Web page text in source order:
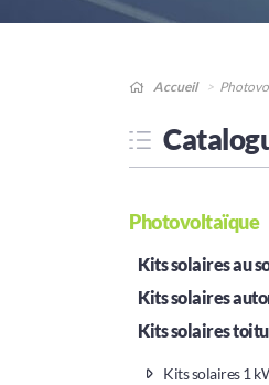
Accueil
Photovoltaïque
Kits solaires au
Kits solaires
Kits solaires
Kits solaires 1